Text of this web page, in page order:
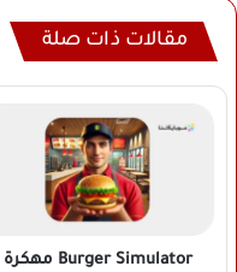
مقالات ذات صلة
Burger Simulator مهكرة